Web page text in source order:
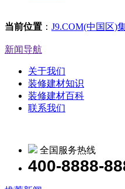
当前位置 ： J9.COM(中国区)
新闻导航
关于我们
装修建材知识
装修建材百科
联系我们
全国服务热线
400-8888-